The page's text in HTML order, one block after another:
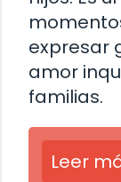
expresar
amor
familias.
Leer